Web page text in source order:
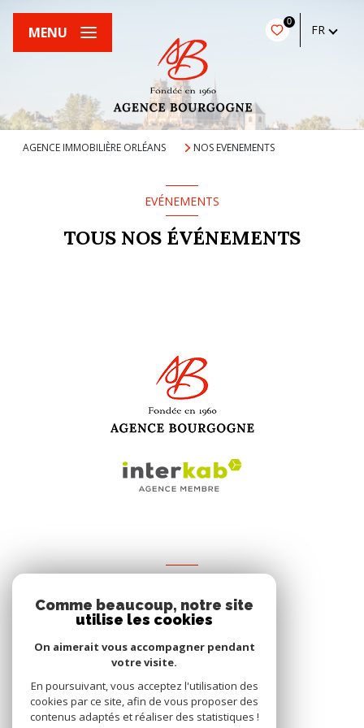
0
FR
MENU
AGENCE IMMOBILIÈRE ORLÉANS NOS EVENEMENTS
EVÉNEMENTS
TOUS NOS ÉVÉNEMENTS
Espace propriétaire
SE CONNECTER
Comme beaucoup, notre site
utilise les cookies
On aimerait vous accompagner pendant
votre visite.
En poursuivant, vous acceptez l'utilisation des
cookies par ce site, afin de vous proposer des
contenus adaptés et réaliser des statistiques !